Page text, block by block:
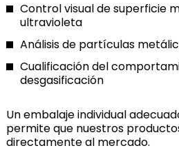
Control visual de superficie
ultravioleta
Análisis de partículas
Cualificación del
desgasificación
Un embalaje individual
permite que nuestros
directamente al mercado.